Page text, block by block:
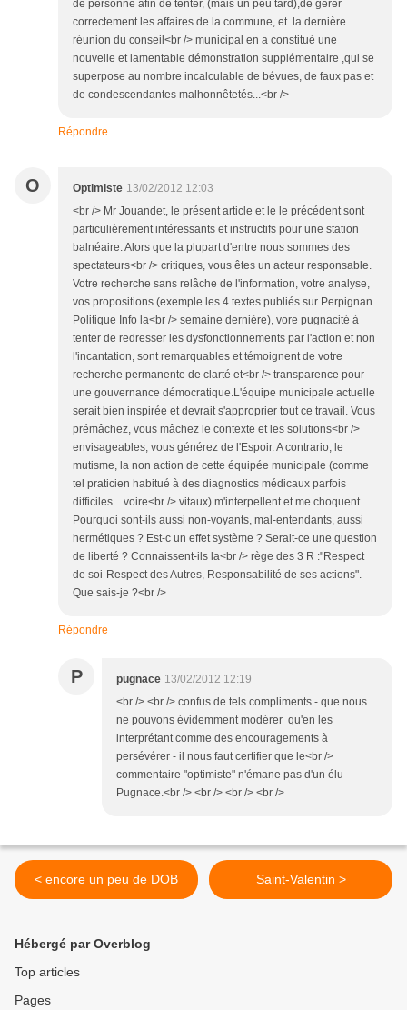
de personne afin de tenter, (mais un peu tard),de gérer
correctement les affaires de la commune, et la dernière
réunion du conseil<br /> municipal en a constitué une
nouvelle et lamentable démonstration supplémentaire ,qui se
superpose au nombre incalculable de bévues, de faux pas et
de condescendantes malhonnêtetés...<br />
Répondre
O Optimiste 13/02/2012 12:03
<br /> Mr Jouandet, le présent article et le le précédent sont
particulièrement intéressants et instructifs pour une station
balnéaire. Alors que la plupart d'entre nous sommes des
spectateurs<br /> critiques, vous êtes un acteur responsable.
Votre recherche sans relâche de l'information, votre analyse,
vos propositions (exemple les 4 textes publiés sur Perpignan
Politique Info la<br /> semaine dernière), vore pugnacité à
tenter de redresser les dysfonctionnements par l'action et non
l'incantation, sont remarquables et témoignent de votre
recherche permanente de clarté et<br /> transparence pour
une gouvernance démocratique.L'équipe municipale actuelle
serait bien inspirée et devrait s'approprier tout ce travail. Vous
prémâchez, vous mâchez le contexte et les solutions<br />
envisageables, vous générez de l'Espoir. A contrario, le
mutisme, la non action de cette équipée municipale (comme
tel praticien habitué à des diagnostics médicaux parfois
difficiles... voire<br /> vitaux) m'interpellent et me choquent.
Pourquoi sont-ils aussi non-voyants, mal-entendants, aussi
hermétiques ? Est-c un effet système ? Serait-ce une question
de liberté ? Connaissent-ils la<br /> rège des 3 R :"Respect
de soi-Respect des Autres, Responsabilité de ses actions".
Que sais-je ?<br />
Répondre
P pugnace 13/02/2012 12:19
<br /> <br /> confus de tels compliments - que nous
ne pouvons évidemment modérer qu'en les
interprétant comme des encouragements à
persévérer - il nous faut certifier que le<br />
commentaire "optimiste" n'émane pas d'un élu
Pugnace.<br /> <br /> <br /> <br />
< encore un peu de DOB Saint-Valentin >
Hébergé par Overblog
Top articles
Pages